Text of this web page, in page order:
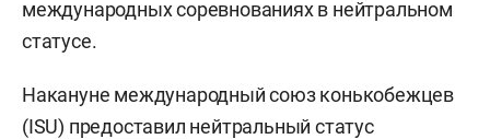
международных соревнованиях в нейтральном
статусе.
Накануне международный союз конькобежцев
(ISU) предоставил нейтральный статус